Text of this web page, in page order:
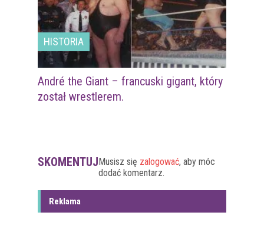
HISTORIA
André the Giant – francuski gigant, który
został wrestlerem.
SKOMENTUJ Musisz się zalogować, aby móc
dodać komentarz.
Reklama